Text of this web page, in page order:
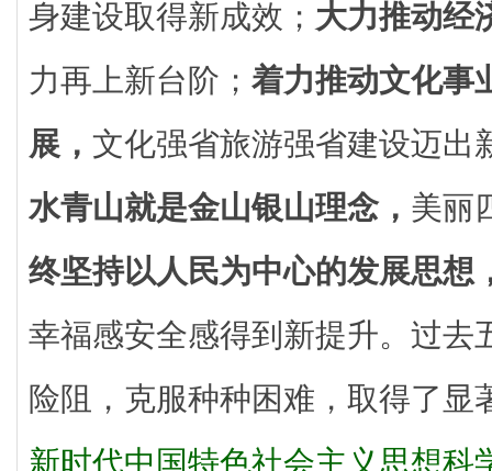
身建设取得新成效； 大力推动经
力再上新台阶； 着力推动文化事
展， 文化强省旅游强省建设迈出
水青山就是金山银山理念， 美丽
终坚持以人民为中心的发展思想
幸福感安全感得到新提升。过去
险阻，克服种种困难，取得了显
新时代中国特色社会主义思想科